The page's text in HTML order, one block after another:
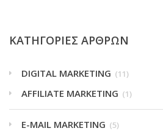
ΚΑΤΗΓΟΡΙΕΣ ΑΡΘΡΩΝ
DIGITAL MARKETING (11)
AFFILIATE MARKETING (1)
E-MAIL MARKETING (5)